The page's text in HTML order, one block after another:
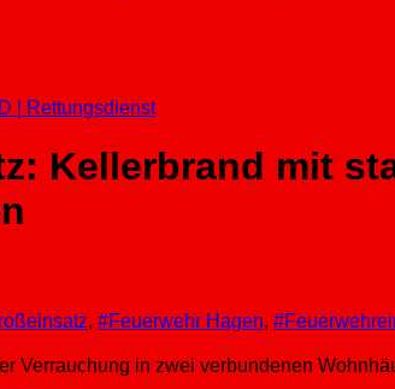
| Rettungsdienst
Kellerbrand mit
, #Feuerwehr Hagen,